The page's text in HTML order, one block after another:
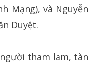
Mạng), và Nguyễn
Duyệt.
tham lam, tàn